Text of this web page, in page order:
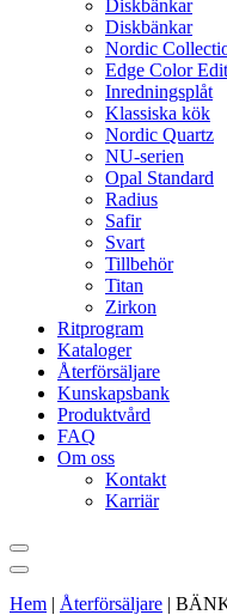
Diskbänkar
Diskbänkar
Nordic
Edge Color
Inredningsplåt
Klassiska kök
Nordic Quartz
NU-serien
Opal Standard
Radius
Safir
Svart
Tillbehör
Titan
Zirkon
Ritprogram
Kataloger
Återförsäljare
Kunskapsbank
Produktvård
FAQ
Om oss
Kontakt
Karriär
Hem | Återförsäljare |